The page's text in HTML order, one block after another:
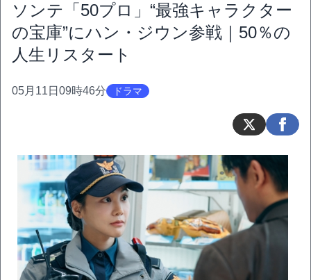
ソンテ「50プロ」“最強キャラクター
の宝庫”にハン・ジウン参戦｜50％の
人生リスタート
05月11日09時46分 ドラマ